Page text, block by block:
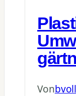
Von